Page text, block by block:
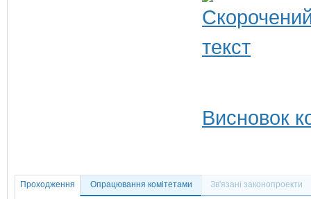
Висновок
Проходження Опрацювання комітетами Зв'язані законопроекти